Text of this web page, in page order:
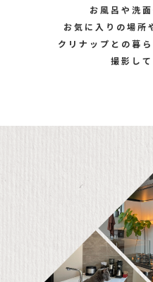
お風呂や洗
お気に入りの場所
クリナップとの暮
撮影し